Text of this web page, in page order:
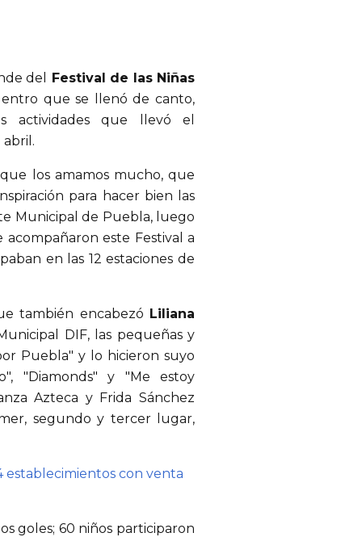
del
Festival de las Niñas
que se llenó de canto,
actividades que llevó el
los amamos mucho, que
para hacer bien las
Municipal de Puebla, luego
acompañaron este Festival a
en las 12 estaciones de
también encabezó Liliana
DIF, las pequeñas y
Puebla" y lo hicieron suyo
"Diamonds" y "Me estoy
Azteca y Frida Sánchez
segundo y tercer lugar,
con venta
goles; 60 niños participaron